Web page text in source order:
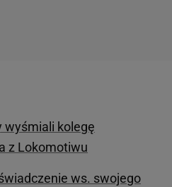
kolegę
z Lokomotiwu
ws. swojego